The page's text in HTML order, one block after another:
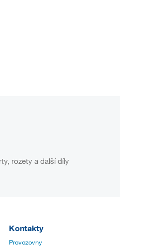
rozety a další díly
Kontakty
Provozovny